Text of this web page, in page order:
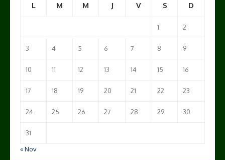
L M M J V S D
1 2
3 4 5 6 7 8 9
10 11 12 13 14 15 16
17 18 19 20 21 22 23
24 25 26 27 28 29 30
31
« Nov